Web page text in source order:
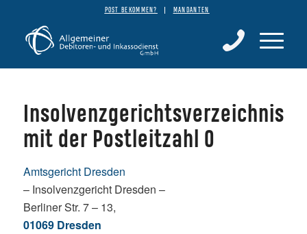
POST BEKOMMEN? MANDANTEN
Insolvenzgerichtsverzeichnis
mit der Postleitzahl 0
Amtsgericht Dresden
– Insolvenzgericht Dresden –
Berliner Str. 7 – 13,
01069 Dresden